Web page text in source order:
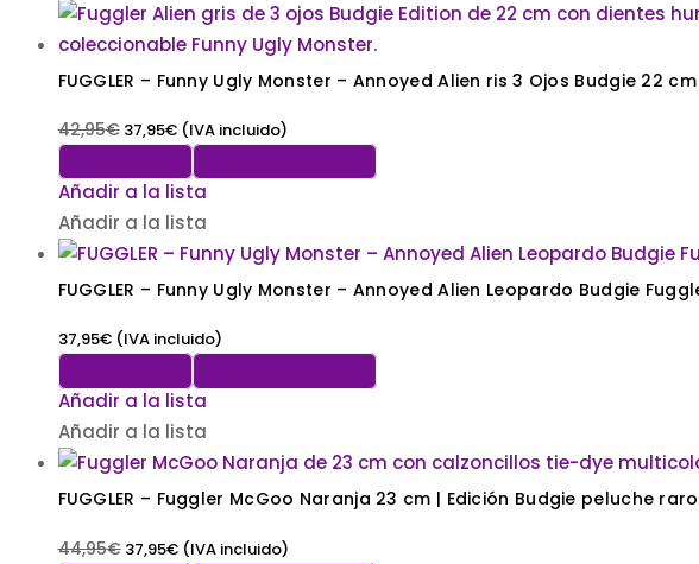
FUGGLER – Funny Ugly Monster – Annoyed Alien ris 3 Ojos Budgie 22
42,95€ 37,95€ (IVA incluido)
Añadir a la lista
Añadir a la lista
FUGGLER – Funny Ugly Monster – Annoyed Alien Leopardo Budgie
37,95€ (IVA incluido)
Añadir a la lista
Añadir a la lista
FUGGLER – Fuggler McGoo Naranja 23 cm | Edición Budgie peluche raro
44,95€ 37,95€ (IVA incluido)